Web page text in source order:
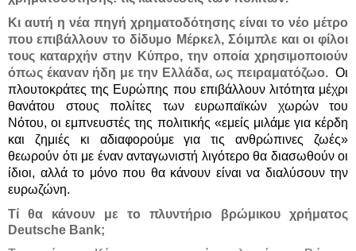
Κι αυτή η νέα πηγή χρηματοδότησης είναι το νέο μέτρο
που επιβάλλουν το δίδυμο Μέρκελ, Σόιμπλε και οι φίλοι
τους καταρχήν στην Κύπρο, την οποία χρησιμοποιούν
όπως έκαναν ήδη με την Ελλάδα, ως πειραματόζωο. Οι
πλουτοκράτες της Ευρώπης που επιβάλλουν λιτότητα μέχρι
θανάτου στους πολίτες των ευρωπαϊκών χωρών του
Νότου, οι εμπνευστές της πολιτικής «εμείς μιλάμε για κέρδη
και ζημιές κι αδιαφορούμε για τις ανθρώπινες ζωές»
θεωρούν ότι με έναν ανταγωνιστή λιγότερο θα διασωθούν οι
ίδιοι, αλλά το μόνο που θα κάνουν είναι να διαλύσουν την
ευρωζώνη.
Τί θα κάνουν με το πλυντήριο βρώμικου χρήματος
Deutsche Bank;